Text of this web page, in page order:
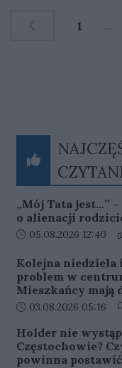
1 ...
„Mój Tata jest…”
o alienacji
Data dodania artykułu:
05.08.2026 12:40
Kolejna niedziela
problem w
Mieszkańcy mają
Data dodania artykułu:
03.08.2026 05:16
Holder nie
Częstochowie?
powinna